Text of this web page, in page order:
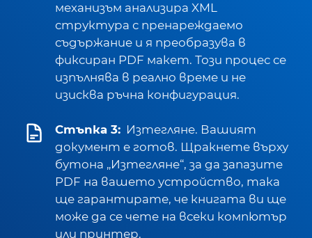
механизъм анализира XML
структура с пренареждаемо
съдържание и я преобразува в
фиксиран PDF макет. Този процес се
изпълнява в реално време и не
изисква ръчна конфигурация.
Стъпка 3: Изтегляне. Вашият
документ е готов. Щракнете върху
бутона „Изтегляне“, за да запазите
PDF на вашето устройство, така
ще гарантирате, че книгата ви ще
може да се чете на всеки компютър
или принтер.